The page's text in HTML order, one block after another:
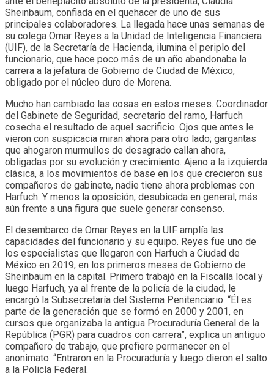
Sheinbaum, confiada en el quehacer de uno de sus
principales colaboradores. La llegada hace unas semanas de
su colega Omar Reyes a la Unidad de Inteligencia Financiera
(UIF), de la Secretaría de Hacienda, ilumina el periplo del
funcionario, que hace poco más de un año abandonaba la
carrera a la jefatura de Gobierno de Ciudad de México,
obligado por el núcleo duro de Morena.
Mucho han cambiado las cosas en estos meses. Coordinador
del Gabinete de Seguridad, secretario del ramo, Harfuch
cosecha el resultado de aquel sacrificio. Ojos que antes le
vieron con suspicacia miran ahora para otro lado; gargantas
que ahogaron murmullos de desagrado callan ahora,
obligadas por su evolución y crecimiento. Ajeno a la izquierda
clásica, a los movimientos de base en los que crecieron sus
compañeros de gabinete, nadie tiene ahora problemas con
Harfuch. Y menos la oposición, desubicada en general, más
aún frente a una figura que suele generar consenso.
El desembarco de Omar Reyes en la UIF amplía las
capacidades del funcionario y su equipo. Reyes fue uno de
los especialistas que llegaron con Harfuch a Ciudad de
México en 2019, en los primeros meses de Gobierno de
Sheinbaum en la capital. Primero trabajó en la Fiscalía local y
luego Harfuch, ya al frente de la policía de la ciudad, le
encargó la Subsecretaría del Sistema Penitenciario. “Él es
parte de la generación que se formó en 2000 y 2001, en
cursos que organizaba la antigua Procuraduría General de la
República (PGR) para cuadros con carrera”, explica un antiguo
compañero de trabajo, que prefiere permanecer en el
anonimato. “Entraron en la Procuraduría y luego dieron el salto
a la Policía Federal.